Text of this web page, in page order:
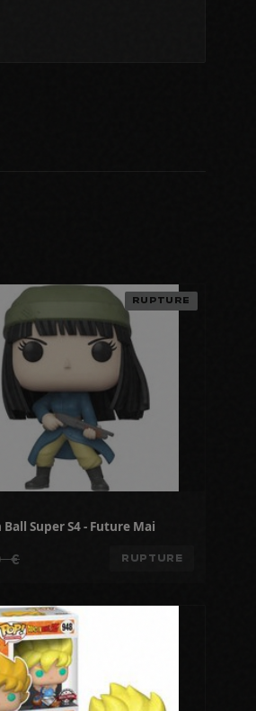
RUPTURE
Ball Super S4 - Future Mai
€ RUPTURE